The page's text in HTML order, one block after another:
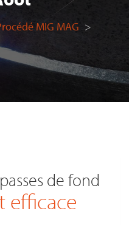
MIG MAG >
de fond
efficace